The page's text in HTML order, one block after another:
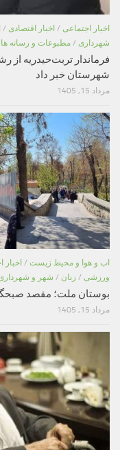
اخبار اجتماعی / اخبار اقتصادی /
شهرداری / مطبوعات و رسانه ها
شهرستان خبر داد
مرداد 15, 1405
اب و هوا و محیط زیست / اخبار
ورزشی / زنان / شهر و
بوستان ملت؛ مقصد
مرداد 15, 1405